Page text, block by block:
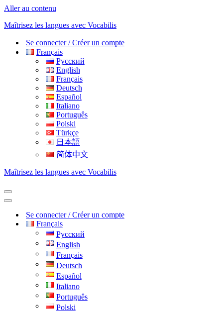
Aller au contenu
Maîtrisez les langues avec Vocabilis
Se connecter / Créer un compte
Français
Русский
English
Français
Deutsch
Español
Italiano
Português
Polski
Türkçe
日本語
简体中文
Maîtrisez les langues avec Vocabilis
Menu
de
Menu
navigationSe connecter / Créer un compte
Français
Русский
English
Français
Deutsch
Español
Italiano
Português
Polski